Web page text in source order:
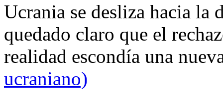
Ucrania se desliza hacia
quedado claro que el
realidad escondía una
ucraniano)